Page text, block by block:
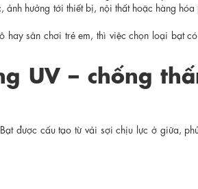
ảnh hưởng tới thiết bị, nội thất hoặc hàng hóa
hay sân chơi trẻ em, thì việc chọn loại bạt
UV – chống
được cấu tạo từ vải sợi chịu lực ở giữa,